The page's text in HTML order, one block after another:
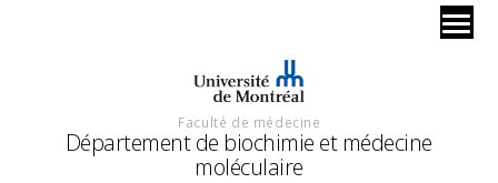
Faculté de médecine
Département de biochimie et médecine
moléculaire